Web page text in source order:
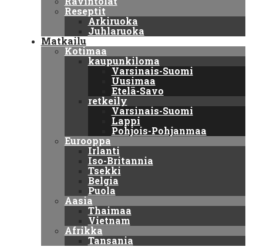
Reseptit
Arkiruoka
Juhlaruoka
Matkailu
Kotimaa
kaupunkiloma
Varsinais-Suomi
Uusimaa
Etelä-Savo
retkeily
Varsinais-Suomi
Lappi
Pohjois-Pohjanmaa
Eurooppa
Irlanti
Iso-Britannia
Tsekki
Belgia
Puola
Aasia
Thaimaa
Vietnam
Afrikka
Tansania